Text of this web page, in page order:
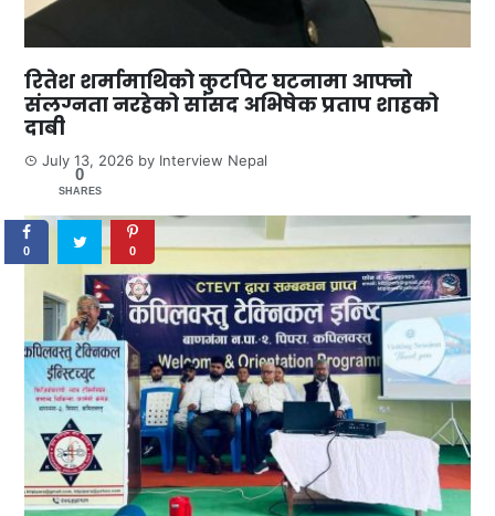
रितेश शर्मामाथिको कुटपिट घटनामा आफ्नो
संलग्नता नरहेको सांसद अभिषेक प्रताप शाहको
दाबी
July 13, 2026 by Interview Nepal
0
SHARES
0 0